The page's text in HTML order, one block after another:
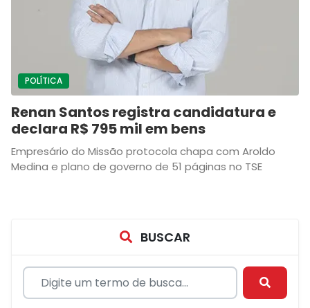
POLÍTICA
Renan Santos registra candidatura e
declara R$ 795 mil em bens
Empresário do Missão protocola chapa com Aroldo
Medina e plano de governo de 51 páginas no TSE
BUSCAR